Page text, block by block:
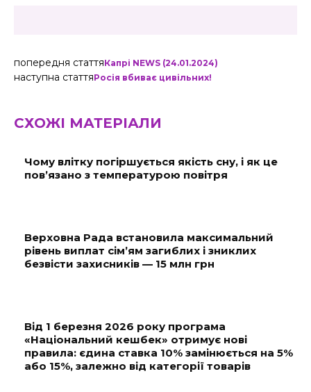
попередня статтяКапрі NEWS (24.01.2024)
наступна статтяРосія вбиває цивільних!
СХОЖІ МАТЕРІАЛИ
Чому влітку погіршується якість сну, і як це
пов’язано з температурою повітря
Верховна Рада встановила максимальний
рівень виплат сім’ям загиблих і зниклих
безвісти захисників — 15 млн грн
Від 1 березня 2026 року програма
«Національний кешбек» отримує нові
правила: єдина ставка 10% замінюється на 5%
або 15%, залежно від категорії товарів